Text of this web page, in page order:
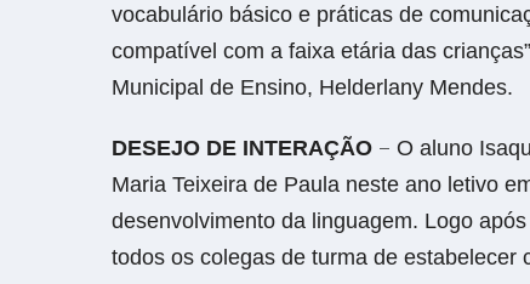
vocabulário básico e práticas de
compatível com a faixa etária das
Municipal de Ensino, Helderlany Mendes.
DESEJO DE INTERAÇÃO – O aluno
Maria Teixeira de Paula neste ano letivo
desenvolvimento da linguagem. Logo
todos os colegas de turma de estabelecer